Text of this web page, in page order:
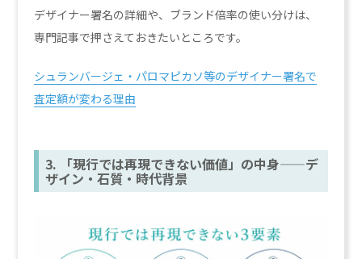
デザイナー署名の詳細や、ブランド倍率の使い分けは、
専門記事で押さえておきたいところです。
シュランバージェ・パロマピカソ等のデザイナー署名で
査定額が変わる理由
3. 「現行では再現できない価値」の中身——デ
ザイン・石質・時代背景